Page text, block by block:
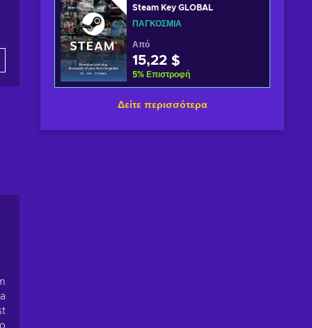
Steam Key GLOBAL
ΠΑΓΚΌΣΜΙΑ
Από
15,22 $
5% Επιστροφή
Δείτε περισσότερα